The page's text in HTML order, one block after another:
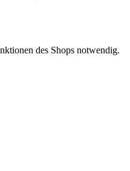
des Shops notwendig.